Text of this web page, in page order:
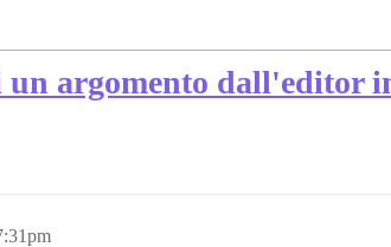
argomento dall'editor